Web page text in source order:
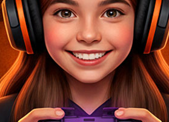
y soporte técnico. Nos esforzamos por
punto de venta.
compromiso con la rentabilidad, el
reconocidas como Gravity, Foneng,
Envíos a todo el país y soporte garantizado.
para destacar en el punto de venta,